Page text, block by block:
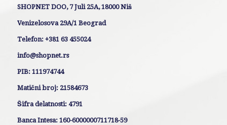
SHOPNET DOO, 7 Juli 25A, 18000 Niš
Venizelosova 29A/1 Beograd
Telefon: +381 63 455024
info@shopnet.rs
PIB: 111974744
Matični broj: 21584673
Šifra delatnosti: 4791
Banca Intesa: 160-6000000711718-59